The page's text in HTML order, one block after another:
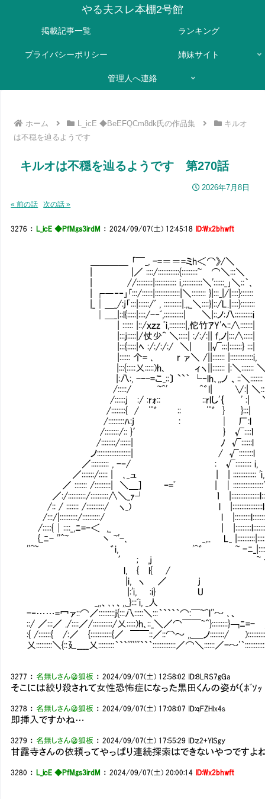
やる夫スレ本棚2号館
掲載記事一覧 ランキング
プライバシーポリシー 姉妹サイト
管理人へ連絡
ホーム L_icE ◆BeEFQCm8dk氏の作品集
キルオ
は不穏を辿るようです
キルオは不穏を辿るようです 第270話
2026年7月8日
« 前の話 次の話 »
3276 ： L_icE ◆PfMgs3irdM ：2024/09/07(土) 12:45:18 ID:Wx2bhwft
＿＿＿＿ ｢￣_, -=＝＝=ミh＜⌒》/＼
| |／ ::::/::::::::::::{:::::::::~㍉⌒＼:::＼
| //:::::::::|:::::::::::: i,:::::::::::＼'::::::_｣＼::｀､
| ┌―‐‐｣｢:::/::::::|::::::::::::::|＼:::::::: }|:::_|/|::::}:::::::
|_│＿_/:j「:::|::::::/ﾞ , ::::::::::|.,,_＼::::}|::/L.|::::}::::::::
│＿_|::l{:::::|::::/-‐ﾞ,:::::::::::| ＼|::ノ:八
| :::::: |::/ｘｚz ﾞi,:::::::::|,佗竹ｱY'ﾍ
|:::j:::::|/仗少^ ＼:::::| :/:/:|| ｆ,ノ
|:::{:::::|ﾍ :/:/:/:/ ＼|
|:::::: 个= ､ r ァ＼ /||:::::::
|:::{:::::乂:::::)h､ ィヽ||::::::: |:＼
|:八:, -ｰ-=こ_::〕 ``｀ └‐lh､,,ノ 、::＼:::::::
/:::::/ ~^' ^゛l| ∨:| ＼
/::::::j :/ :rｫ:: ::rlし'｛ ' :| ＼
/::::::::{ / ¨゛ :: ¨゛ } }:::|
/:::::::::ﾊ:j : │ 厂:l
/::::::::/:: }′ } √::::ｌ /
/::::::::/::::::| ﾉ √::::::l こんな
ノ:::::::::::::::::::| / √::::::::l
／:::::::::: , -ｰ/ : √::::::::: i,
／:::::::/::::: | ､_ュ | | ::::::::::::: 'i,
／ ::::::: /:::::::::| ＼＿] ｰ=ﾞ | │:::::::::::::::::'i, 部
／:/::::::::::/::::::::::∧＼_ｧ┘ ｌ
/:: / ::::::: /::::::::::/ ヽ_) l
/:::/|::::::::::/::::::::::/ l
/:::::{│::::_,ﾆ=ｰ＜ ,_ |
{_ﾆ- ''^~ 丶 ~'-､ _,.. L_ |::::::::::|::::::l::::ﾄ
''^~ ゛i, '^゛ ~ -ﾆ_|::::::|:::|
′ ; ,j ~ -ﾆﾉ |::::::
l, { l{ / ~^～
|i, ヽ ／ j
|:'i, :i} U
_,,、､､、,,_}:::ﾞi, _人
-‐……=冖ァ::⌒／:::::::::j{:::八:::::＼:::｀```｀⌒:￣~^l''～ ､、
::/ ／:::／ ./::::／/:::::::::::/乂:::::)h､::_＼／⌒￣￣~^}:::::::::}￢ﾆ=-
:{ /:::::::{ /:／ {::::::::::::{／ ￣￣::／::⌒～ ,,_＿ノ::::::::/
乂:::::::::＼{::廴____乂:::::::::｀``'''''''``｀:::::::::::::／⌒＼::::::／-～'｀
3277 ： 名無しさん＠狐板 ：2024/09/07(土) 12:58:02 ID:8LRS7gGa
そこには絞り殺されて女性恐怖症になった黒田くんの姿が（ﾎﾞｿｯ
3278 ： 名無しさん＠狐板 ：2024/09/07(土) 17:08:07 ID:qFZHlx4s
即挿入ですかね…
3279 ： 名無しさん＠狐板 ：2024/09/07(土) 17:55:29 ID:z2+YlSgy
甘露寺さんの依頼ってやっぱり連続探索はできないやつですよ
3280 ： L_icE ◆PfMgs3irdM ：2024/09/07(土) 20:00:14 ID:Wx2bhwft